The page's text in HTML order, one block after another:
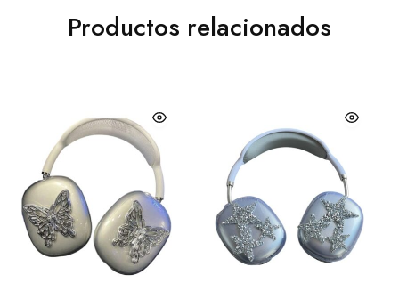
Productos relacionados